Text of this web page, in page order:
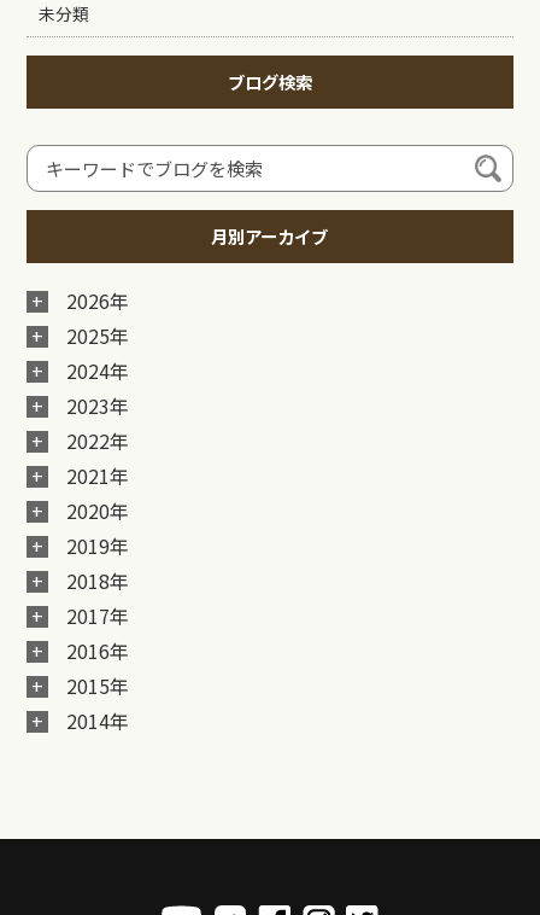
未分類
ブログ検索
月別アーカイブ
2026年
2025年
2024年
2023年
2022年
2021年
2020年
2019年
2018年
2017年
2016年
2015年
2014年